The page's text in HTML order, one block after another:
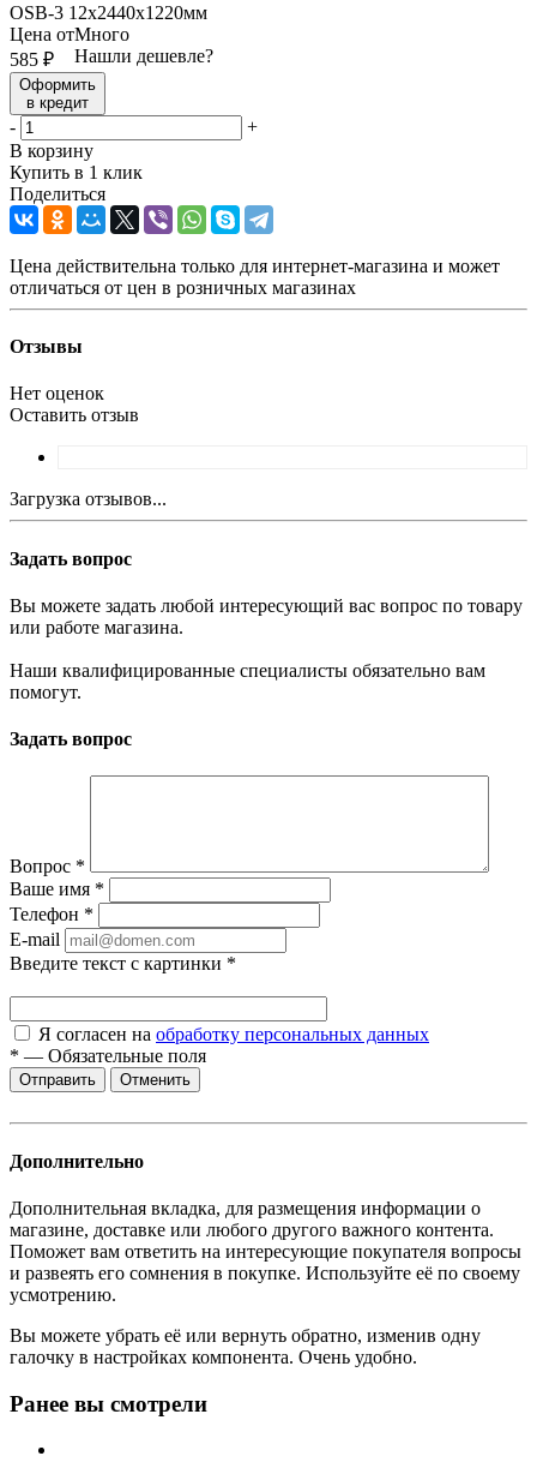
OSB-3 12х2440x1220мм
Цена от
585 ₽
Оформить
в кредит
Много
Нашли дешевле?
-
+
В корзину
Купить в 1 клик
Поделиться
Цена действительна только для интернет-магазина и может
отличаться от цен в розничных магазинах
Отзывы
Нет оценок
Оставить отзыв
Загрузка отзывов...
Задать вопрос
Вы можете задать любой интересующий вас вопрос по товару
или работе магазина.
Наши квалифицированные специалисты обязательно вам
помогут.
Задать вопрос
Вопрос *
Ваше имя *
Телефон *
E-mail
Введите текст с картинки *
Я согласен на обработку персональных данных
* — Обязательные поля
Отменить
Дополнительно
Дополнительная вкладка, для размещения информации о
магазине, доставке или любого другого важного контента.
Поможет вам ответить на интересующие покупателя вопросы
и развеять его сомнения в покупке. Используйте её по своему
усмотрению.
Вы можете убрать её или вернуть обратно, изменив одну
галочку в настройках компонента. Очень удобно.
Ранее вы смотрели